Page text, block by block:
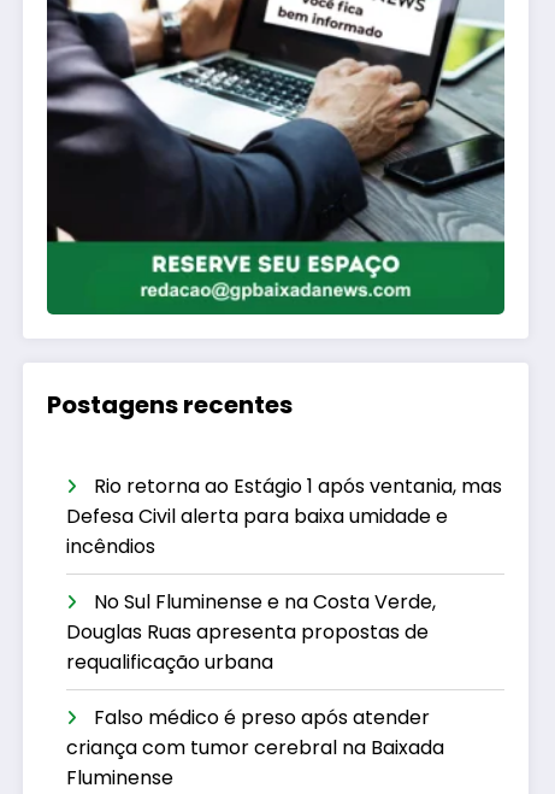
Postagens recentes
Rio retorna ao Estágio 1 após ventania, mas
Defesa Civil alerta para baixa umidade e
incêndios
No Sul Fluminense e na Costa Verde,
Douglas Ruas apresenta propostas de
requalificação urbana
Falso médico é preso após atender
criança com tumor cerebral na Baixada
Fluminense